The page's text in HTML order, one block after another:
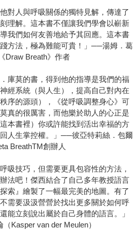
對人與呼吸關係的獨特見解，傳達了
理解。這本書不僅讓我們學會以嶄新
我們如何友善地給予其回應。這本書
方法，極為難能可貴！」──湯姆．葛
Draw Breath》作者
庫莫的書，得到他的指導是我們的福
經系統（與人生），提高自己對內在
序的源頭），《從呼吸調整身心》可
真的很厲害，而他樂於助人的心正是
本書裡）你或許能找到活出幸福的方
人生掌控權。」──彼亞特莉絲．包爾
BreathTM創辦人
吸技巧，但需要更具包容性的方法，
法吧！傑西結合了自己多年教授語言
索』繪製了一幅最完美的地圖。有了
需要汲汲營營於找出更多關於如何呼
能立刻說出屬於自己身體的語言。」
Kasper van der Meulen）